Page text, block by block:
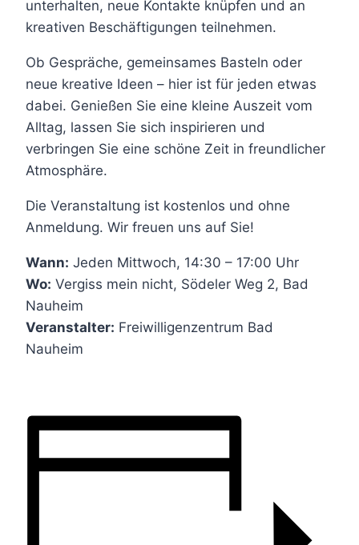
unterhalten, neue Kontakte knüpfen und an
kreativen Beschäftigungen teilnehmen.
Ob Gespräche, gemeinsames Basteln oder
neue kreative Ideen – hier ist für jeden etwas
dabei. Genießen Sie eine kleine Auszeit vom
Alltag, lassen Sie sich inspirieren und
verbringen Sie eine schöne Zeit in freundlicher
Atmosphäre.
Die Veranstaltung ist kostenlos und ohne
Anmeldung. Wir freuen uns auf Sie!
Wann: Jeden Mittwoch, 14:30 – 17:00 Uhr
Wo: Vergiss mein nicht, Södeler Weg 2, Bad
Nauheim
Veranstalter: Freiwilligenzentrum Bad
Nauheim